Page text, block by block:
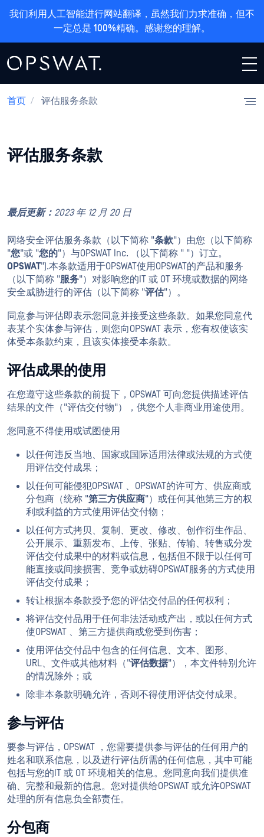
我们利用人工智能进行网站翻译，虽然我们力求准确，但不
一定总是 100%精确。感谢您的理解。
首页 / 评估服务条款
评估服务条款
最后更新： 2023 年 12 月 20 日
网络安全评估服务条款（以下简称 "条款"）由您（以下简称
"您"或 "您的"）与OPSWAT Inc. （以下简称 " "）订立。
OPSWAT").本条款适用于OPSWAT使用OPSWAT的产品和服务
（以下简称 "服务"）对影响您的IT 或 OT 环境或数据的网络
安全威胁进行的评估（以下简称 "评估"）。
同意参与评估即表示您同意并接受这些条款。如果您同意代
表某个实体参与评估，则您向OPSWAT 表示，您有权使该实
体受本条款约束，且该实体接受本条款。
评估成果的使用
在您遵守这些条款的前提下，OPSWAT 可向您提供描述评估
结果的文件（"评估交付物"），供您个人非商业用途使用。
您同意不得使用或试图使用
以任何违反当地、国家或国际适用法律或法规的方式使
用评估交付成果；
以任何可能侵犯OPSWAT 、OPSWAT的许可方、供应商或
分包商（统称 "第三方供应商"）或任何其他第三方的权
利或利益的方式使用评估交付物；
以任何方式拷贝、复制、更改、修改、创作衍生作品、
公开展示、重新发布、上传、张贴、传输、转售或分发
评估交付成果中的材料或信息，包括但不限于以任何可
能直接或间接损害、竞争或妨碍OPSWAT服务的方式使用
评估交付成果；
转让根据本条款授予您的评估交付品的任何权利；
将评估交付品用于任何非法活动或产出，或以任何方式
使OPSWAT 、第三方提供商或您受到伤害；
使用评估交付品中包含的任何信息、文本、图形、
URL、文件或其他材料（"评估数据"），本文件特别允许
的情况除外；或
除非本条款明确允许，否则不得使用评估交付成果。
参与评估
要参与评估，OPSWAT ，您需要提供参与评估的任何用户的
姓名和联系信息，以及进行评估所需的任何信息，其中可能
包括与您的IT 或 OT 环境相关的信息。您同意向我们提供准
确、完整和最新的信息。您对提供给OPSWAT 或允许OPSWAT
处理的所有信息负全部责任。
分包商